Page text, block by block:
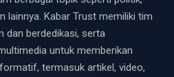
lainnya. Kabar Trust memiliki tim
dan berdedikasi, serta
untuk memberikan
termasuk artikel, video,